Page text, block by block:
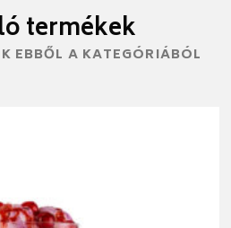
termékek
EBBŐL A KATEGÓRIÁBÓL